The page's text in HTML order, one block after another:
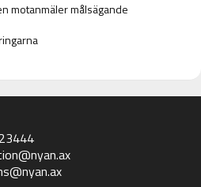
motanmäler målsägande